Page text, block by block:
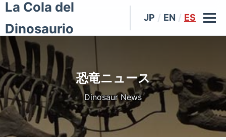
La Cola del
Dinosaurio
JP / EN / ES
恐竜ニュース
Dinosaur News